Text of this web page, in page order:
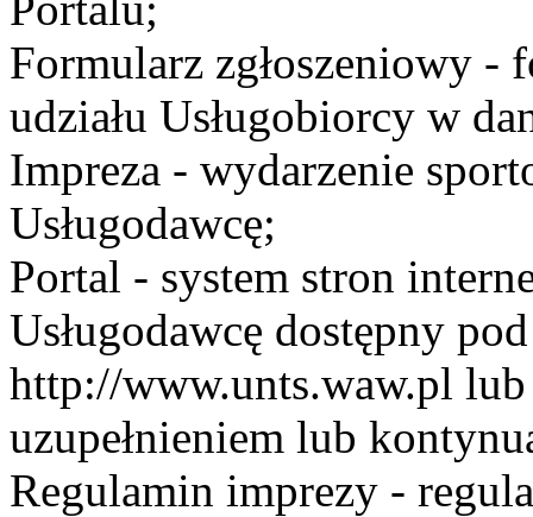
Formularz zgłoszeniowy -
udziału Usługobiorcy w
Impreza - wydarzenie
Usługodawcę;
Portal - system stron
Usługodawcę dostępny
http://www.unts.waw.pl lub
uzupełnieniem lub
Regulamin imprezy -